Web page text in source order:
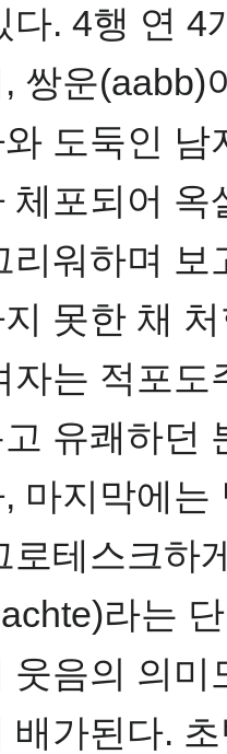
다. 4행 연 4
쌍운(aabb)
도둑인 남
체포되어 옥
리워하며 보
못한 채
자는 적포도
유쾌하던
마지막에는
로테스크하
라는
웃음의 의
배가된다.